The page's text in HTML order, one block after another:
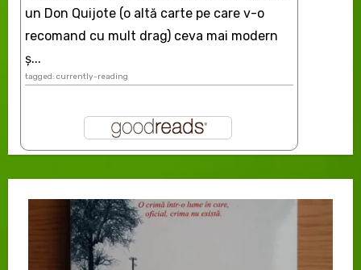
un Don Quijote (o altă carte pe care v-o
recomand cu mult drag) ceva mai modern
ș...
tagged: currently-reading